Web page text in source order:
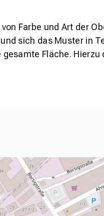
Farbe und Art der
sich das Muster in
Fläche. Hierzu